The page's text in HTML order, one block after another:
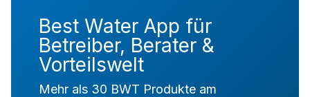
Best Water App für
Betreiber, Berater &
Vorteilswelt
Mehr als 30 BWT Produkte am